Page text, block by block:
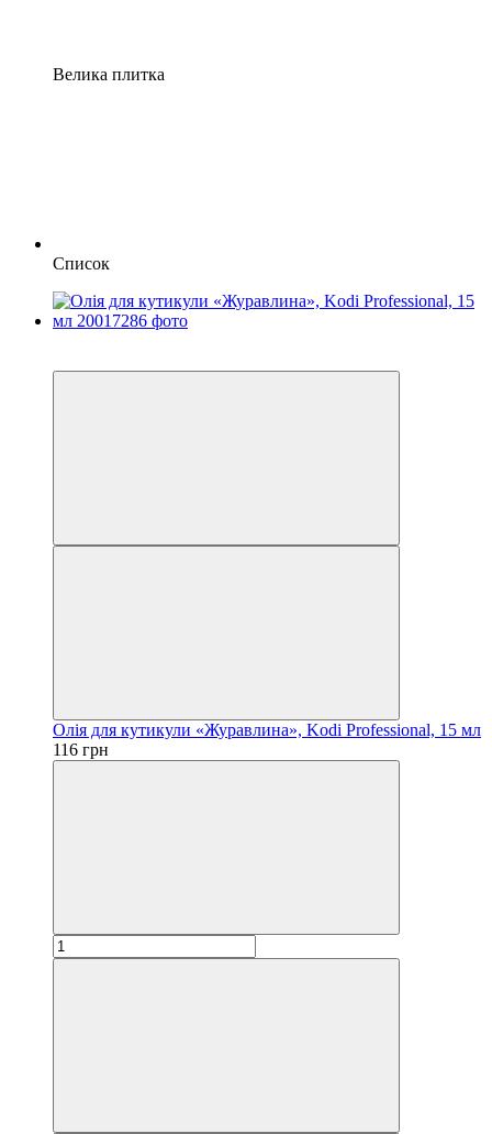
Велика плитка
Список
Олія для кутикули «Журавлина», Kodi Professional, 15 мл
116 грн